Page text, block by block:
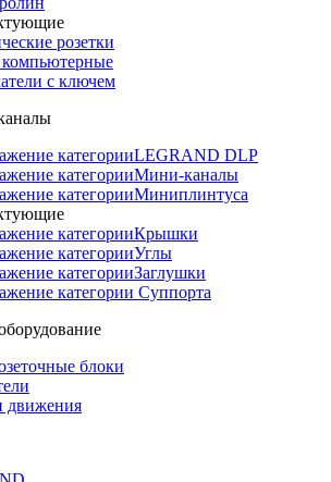
розетки
компьютерные
с ключем
LEGRAND DLP
Мини-каналы
Миниплинтуса
Крышки
Углы
Заглушки
Суппорта
блоки
движения